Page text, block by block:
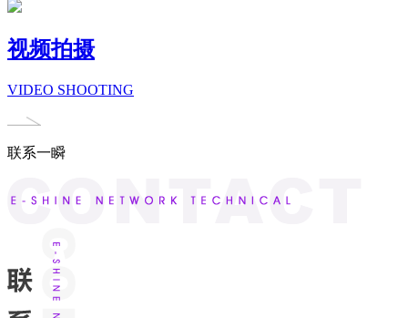
视频拍摄
VIDEO SHOOTING
联系一瞬